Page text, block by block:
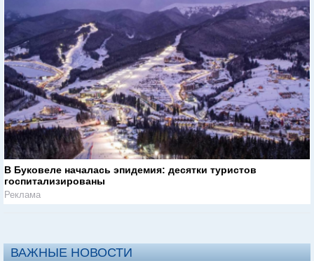
В Буковеле началась эпидемия: десятки туристов
госпитализированы
Реклама
ВАЖНЫЕ НОВОСТИ